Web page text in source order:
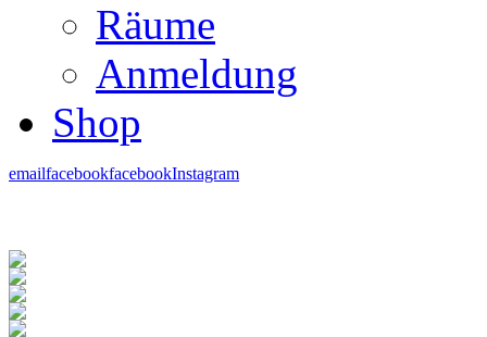
Räume
Anmeldung
Shop
emailfacebookfacebookInstagram